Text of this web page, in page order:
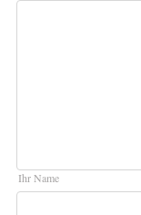
Ihr Name